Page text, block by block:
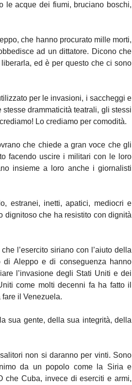
le acque dei fiumi, bruciano boschi,
che hanno procurato mille morti,
ad un dittatore. Dicono che
ed è per questo che ci sono
per le invasioni, i saccheggi e
drammaticità teatrali, gli stessi
Lo crediamo per comodità.
che chiede a gran voce che gli
facendo uscire i militari con le loro
insieme a loro anche i giornalisti
estranei, inetti, apatici, mediocri e
dignitoso che ha resistito con dignità
l’esercito siriano con l’aiuto della
di Aleppo e di conseguenza hanno
l’invasione degli Stati Uniti e dei
come molti decenni fa ha fatto il
il Venezuela.
sua gente, della sua integrità, della
non si daranno per vinti. Sono
da un popolo come la Siria e
che Cuba, invece di eserciti e armi,